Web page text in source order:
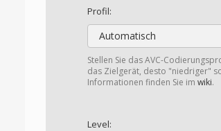
Profil:
Automatisch
Stellen Sie das AVC-
das Zielgerät, desto "niedriger"
Informationen finden Sie im wiki.
Level: